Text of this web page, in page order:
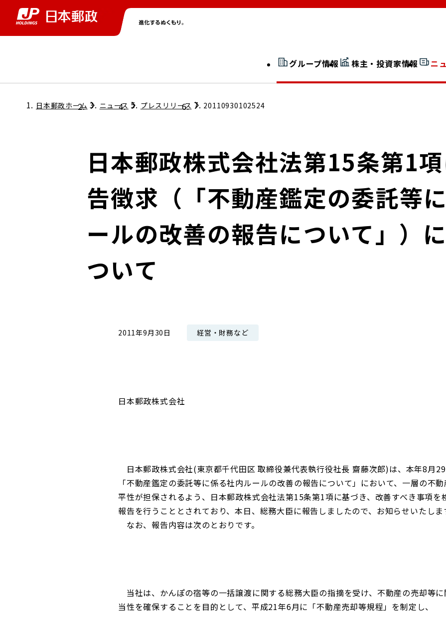
グループ情報
グループ情報トップ
コンダクト向上の取組み
ローカル共創イニシアティブ
社長室通信
JP 改革実行委員会
広告ギャラリー
日本郵政グループ女子陸上部
株主・投資家情報
株主・投資家情報トップ
個人投資家のみなさまへ
ニ
ニューストップ
サステナビリティトップ
担当役員メッセージ
サステナビリティマネジメント
持続可能な金融のフレームワーク
開示情報検索
採用情報トップ
日本郵政ホーム ニュース プレスリリース 20110930102524
日本郵政株式会社法第15条第1
告徴求（「不動産鑑定の委託等
ールの改善の報告について」）
ついて
2011年9月30日 経営・財務など
日本郵政株式会社
日本郵政株式会社(東京都千代田区 取締役兼代表執行役社長 齋藤次郎)は、本年8月
「不動産鑑定の委託等に係る社内ルールの改善の報告について」において、一層の不
平性が担保されるよう、日本郵政株式会社法第15条第1項に基づき、改善すべき事項を
報告を行うこととされており、本日、総務大臣に報告しましたので、お知らせいたしま
なお、報告内容は次のとおりです。
当社は、かんぽの宿等の一括譲渡に関する総務大臣の指摘を受け、不動産の売却等
当性を確保することを目的として、平成21年6月に「不動産売却等規程」を制定し、